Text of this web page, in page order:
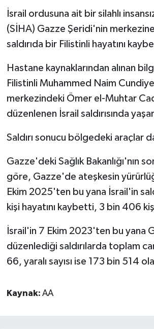
İsrail ordusuna ait bir silahlı
(SİHA) Gazze Şeridi'nin
saldırıda bir Filistinli hayatını
Hastane kaynaklarından alınan
Filistinli Muhammed Naim
merkezindeki Ömer el-Muhtar
düzenlenen İsrail saldırısında
Saldırı sonucu bölgedeki araçlar
Gazze'deki Sağlık Bakanlığı'nın
göre, Gazze'de ateşkesin
Ekim 2025'ten bu yana İsrail'in
kişi hayatını kaybetti, 3 bin 406
İsrail'in 7 Ekim 2023'ten bu yana
düzenlediği saldırılarda toplam
66, yaralı sayısı ise 173 bin 514
Kaynak: AA